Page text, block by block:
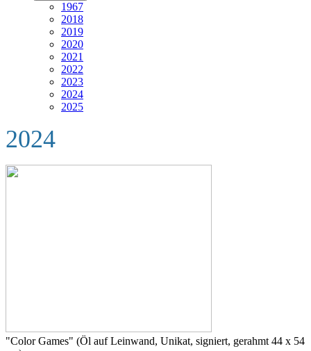
1967
2018
2019
2020
2021
2022
2023
2024
2025
2024
"Color Games" (Öl auf Leinwand, Unikat, signiert, gerahmt 44 x 54